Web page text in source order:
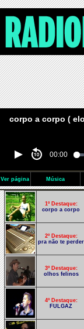
corpo a corpo (
00:00
Ver página Música
1º Destaque:
corpo a corpo
2º Destaque:
pra não te perder
3º Destaque:
olhos felinos
4º Destaque:
FULGAZ